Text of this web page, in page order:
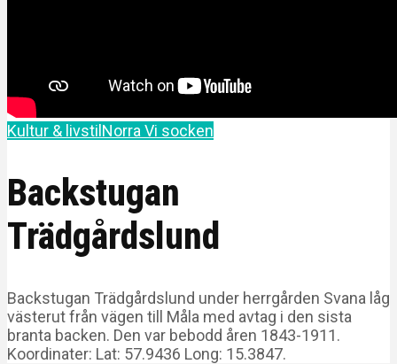
Kultur & livstil Norra Vi socken
Backstugan
Trädgårdslund
Backstugan Trädgårdslund under herrgården Svana låg
västerut från vägen till Måla med avtag i den sista
branta backen. Den var bebodd åren 1843-1911.
Koordinater: Lat: 57.9436 Long: 15.3847.